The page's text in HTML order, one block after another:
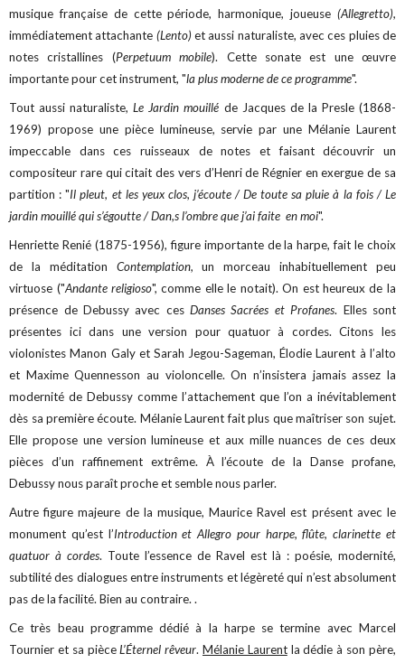
musique française de cette période, harmonique, joueuse (Allegretto),
immédiatement attachante (Lento) et aussi naturaliste, avec ces pluies de
notes cristallines (Perpetuum mobile). Cette sonate est une œuvre
importante pour cet instrument, "la plus moderne de ce programme".
Tout aussi naturaliste,Le Jardin mouillé de Jacques de la Presle (1868-
1969) propose une pièce lumineuse, servie par une Mélanie Laurent
impeccable dans ces ruisseaux de notes et faisant découvrir un
compositeur rare qui citait des vers d’Henri de Régnier en exergue de sa
partition : "Il pleut, et les yeux clos, j’écoute / De toute sa pluie à la fois / Le
jardin mouillé qui s’égoutte / Dan,s l’ombre que j’ai faite en moi".
Henriette Renié (1875-1956), figure importante de la harpe, fait le choix
de la méditation Contemplation,un morceau inhabituellement peu
virtuose ("Andante religioso", comme elle le notait). On est heureux de la
présence de Debussy avec ces Danses Sacrées et Profanes. Elles sont
présentes ici dans une version pour quatuor à cordes. Citons les
violonistes Manon Galy et Sarah Jegou-Sageman, Élodie Laurent à l’alto
et Maxime Quennesson au violoncelle. On n’insistera jamais assez la
modernité de Debussy comme l’attachement que l’on a inévitablement
dès sa première écoute. Mélanie Laurent fait plus que maîtriser son sujet.
Elle propose une version lumineuse et aux mille nuances de ces deux
pièces d’un raffinement extrême. À l’écoute de la Danse profane,
Debussy nous paraît proche et semble nous parler.
Autre figure majeure de la musique, Maurice Ravel est présent avec le
monument qu’est l’Introduction et Allegro pour harpe, flûte, clarinette et
quatuor à cordes. Toute l’essence de Ravel est là : poésie, modernité,
subtilité des dialogues entre instruments et légèreté qui n’est absolument
pas de la facilité. Bien au contraire. .
Ce très beau programme dédié à la harpe se termine avec Marcel
Tournier et sa pièceL’Éternel rêveur. Mélanie Laurentla dédie à son père,